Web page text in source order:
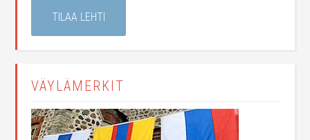
TILAA LEHTI
VÄYLÄMERKIT